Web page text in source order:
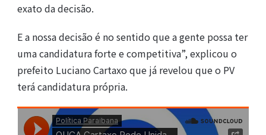
exato da decisão.
E a nossa decisão é no sentido que a gente possa ter
uma candidatura forte e competitiva”, explicou o
prefeito Luciano Cartaxo que já revelou que o PV
terá candidatura própria.